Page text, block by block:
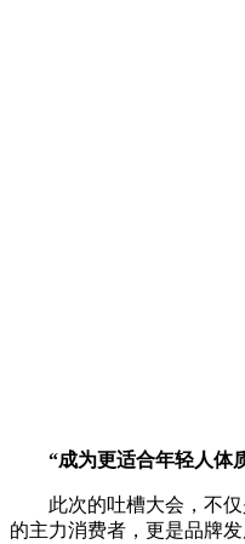
“成为更适合年轻人体
此次的吐槽大会，不仅
的主力消费者，更是品牌